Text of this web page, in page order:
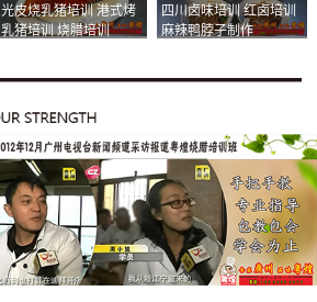
光皮烧乳猪培训 港式烤
乳猪培训 烧腊培训
四川卤味培训 红卤培训
麻辣鸭脖子制作